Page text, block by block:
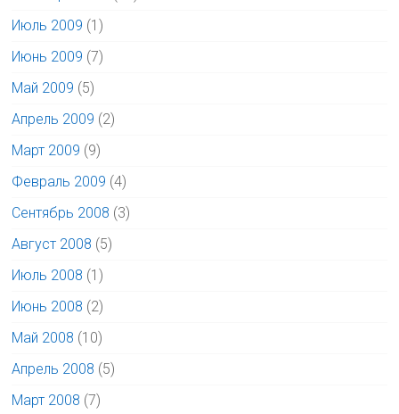
Июль 2009 (1)
Июнь 2009 (7)
Май 2009 (5)
Апрель 2009 (2)
Март 2009 (9)
Февраль 2009 (4)
Сентябрь 2008 (3)
Август 2008 (5)
Июль 2008 (1)
Июнь 2008 (2)
Май 2008 (10)
Апрель 2008 (5)
Март 2008 (7)